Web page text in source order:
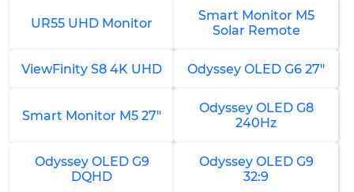
от 1 000 ₽
Настройка и калибровка цветов
от 1 500 ₽
1-2 часа
UR55 UHD Monitor
Smart Monitor M5
Solar Remote
ViewFinity S8 4K UHD Odyssey OLED G6 27"
Smart Monitor M5 27"
Odyssey OLED G8
240Hz
Odyssey OLED G9
DQHD
Odyssey OLED G9
32:9